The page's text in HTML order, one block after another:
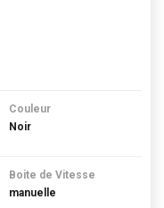
Couleur
Noir
Boite de Vitesse
manuelle